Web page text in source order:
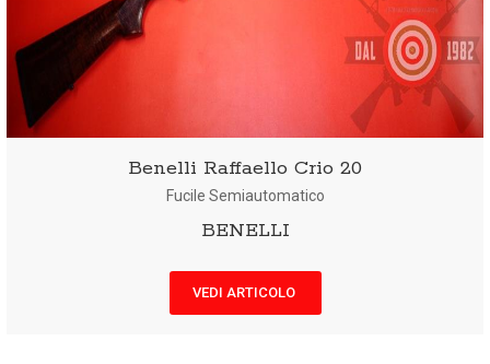
Benelli Raffaello Crio 20
Fucile Semiautomatico
BENELLI
VEDI ARTICOLO